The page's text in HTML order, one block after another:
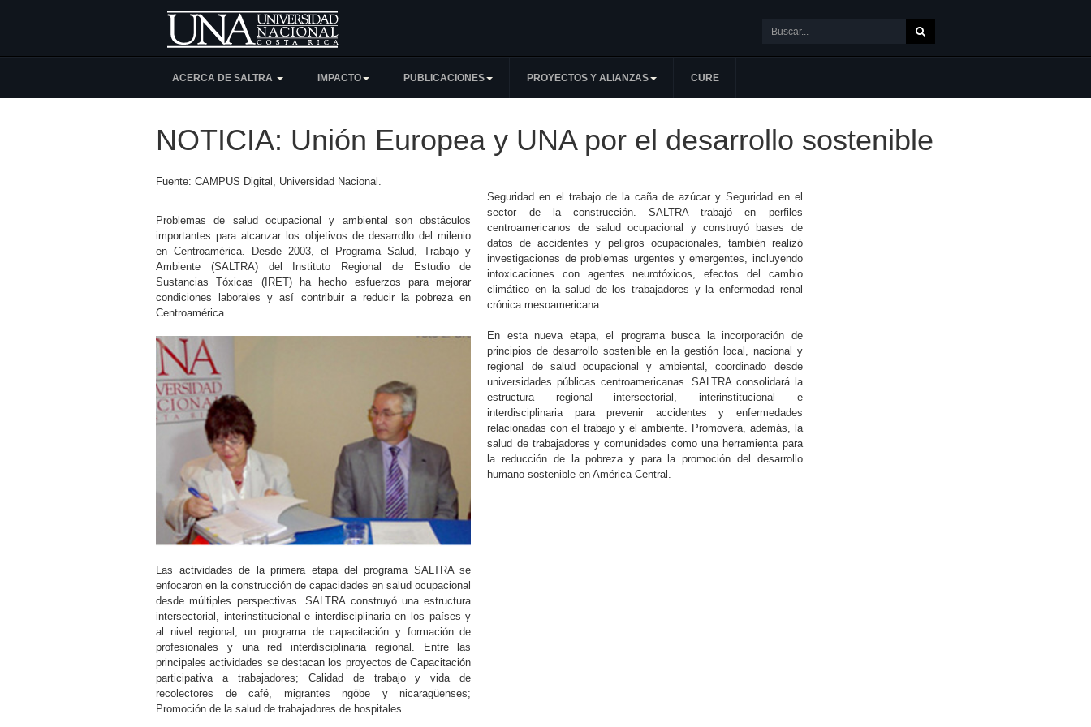
ACERCA DE SALTRA IMPACTO PUBLICACIONES PROYECTOS Y ALIANZAS CURE
NOTICIA: Unión Europea y UNA por el desarrollo sostenible
Fuente: CAMPUS Digital, Universidad Nacional.
Problemas de salud ocupacional y ambiental son obstáculos
importantes para alcanzar los objetivos de desarrollo del milenio
en Centroamérica. Desde 2003, el Programa Salud, Trabajo y
Ambiente (SALTRA) del Instituto Regional de Estudio de
Sustancias Tóxicas (IRET) ha hecho esfuerzos para mejorar
condiciones laborales y así contribuir a reducir la pobreza en
Centroamérica.
Las actividades de la primera etapa del programa SALTRA se
enfocaron en la construcción de capacidades en salud ocupacional
desde múltiples perspectivas. SALTRA construyó una estructura
intersectorial, interinstitucional e interdisciplinaria en los países y
al nivel regional, un programa de capacitación y formación de
profesionales y una red interdisciplinaria regional. Entre las
principales actividades se destacan los proyectos de Capacitación
participativa a trabajadores; Calidad de trabajo y vida de
recolectores de café, migrantes ngöbe y nicaragüenses;
Promoción de la salud de trabajadores de hospitales.
Seguridad en el trabajo de la caña de azúcar y Seguridad en el
sector de la construcción. SALTRA trabajó en perfiles
centroamericanos de salud ocupacional y construyó bases de
datos de accidentes y peligros ocupacionales, también realizó
investigaciones de problemas urgentes y emergentes, incluyendo
intoxicaciones con agentes neurotóxicos, efectos del cambio
climático en la salud de los trabajadores y la enfermedad renal
crónica mesoamericana.
En esta nueva etapa, el programa busca la incorporación de
principios de desarrollo sostenible en la gestión local, nacional y
regional de salud ocupacional y ambiental, coordinado desde
universidades públicas centroamericanas. SALTRA consolidará la
estructura regional intersectorial, interinstitucional e
interdisciplinaria para prevenir accidentes y enfermedades
relacionadas con el trabajo y el ambiente. Promoverá, además, la
salud de trabajadores y comunidades como una herramienta para
la reducción de la pobreza y para la promoción del desarrollo
humano sostenible en América Central.